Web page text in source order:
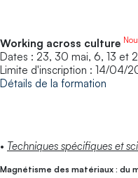
Working across culture
Dates : 23, 30 mai, 6, 13 et
Limite d'inscription : 14/04/
Détails de la formation
• Techniques spécifiques et
Magnétisme des matériaux : du